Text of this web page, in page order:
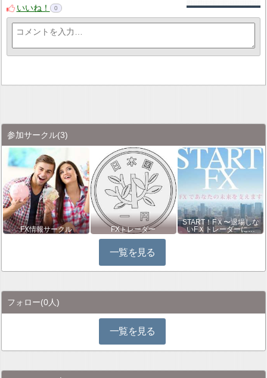
いいね！
0
参加サークル(3)
FX情報サークル FXトレーダー
START！FＸ〜退場しな
いFＸトレーダーに…
一覧を見る
フォロー(0人)
一覧を見る